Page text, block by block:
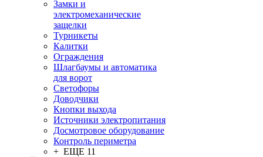
Замки и
электромеханические
защелки
Турникеты
Калитки
Ограждения
Шлагбаумы и автоматика
для ворот
Светофоры
Доводчики
Кнопки выхода
Источники электропитания
Досмотровое оборудование
Контроль периметра
+ ЕЩЕ 11